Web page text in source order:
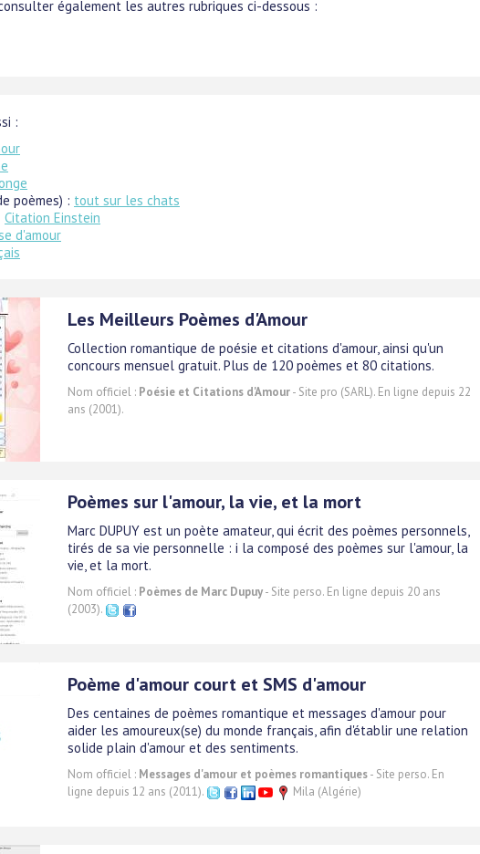
également les autres rubriques ci-dessous :
:
poèmes) : tout sur les chats
Citation Einstein
d'amour
Les Meilleurs Poèmes d'Amour
Collection romantique de poésie et citations d'amour, ainsi qu'un
concours mensuel gratuit. Plus de 120 poèmes et 80 citations.
Nom officiel : Poésie et Citations d'Amour- Site pro (SARL). En ligne depuis 22
ans (2001).
Poèmes sur l'amour, la vie, et la mort
Marc DUPUY est un poète amateur, qui écrit des poèmes personnels,
tirés de sa vie personnelle : i la composé des poèmes sur l'amour, la
vie, et la mort.
Nom officiel : Poèmes de Marc Dupuy- Site perso. En ligne depuis 20 ans
(2003).
Poème d'amour court et SMS d'amour
Des centaines de poèmes romantique et messages d'amour pour
aider les amoureux(se) du monde français, afin d'établir une relation
solide plain d'amour et des sentiments.
Nom officiel : Messages d'amour et poèmes romantiques- Site perso. En
ligne depuis 12 ans (2011).
Mila (Algérie)